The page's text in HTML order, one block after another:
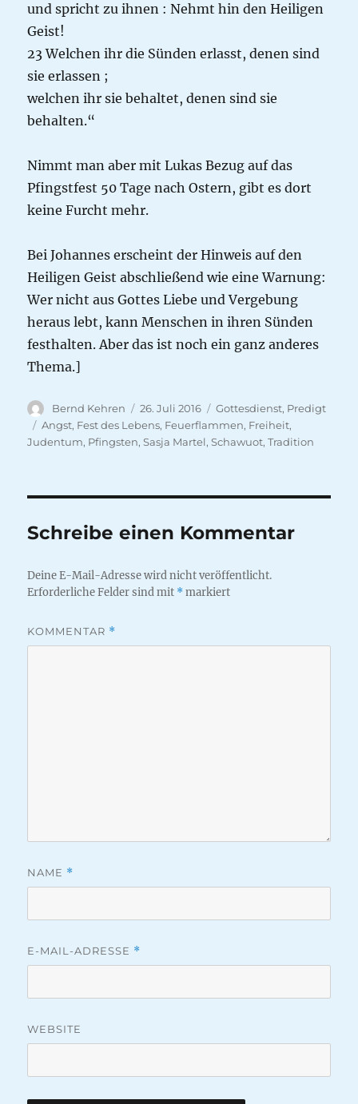
und spricht zu ihnen : Nehmt hin den Heiligen
Geist!
23 Welchen ihr die Sünden erlasst, denen sind
sie erlassen ;
welchen ihr sie behaltet, denen sind sie
behalten.“
Nimmt man aber mit Lukas Bezug auf das
Pfingstfest 50 Tage nach Ostern, gibt es dort
keine Furcht mehr.
Bei Johannes erscheint der Hinweis auf den
Heiligen Geist abschließend wie eine Warnung:
Wer nicht aus Gottes Liebe und Vergebung
heraus lebt, kann Menschen in ihren Sünden
festhalten. Aber das ist noch ein ganz anderes
Thema.]
Autor
Bernd Kehren
Veröffentlicht
am
26. Juli 2016 Kategorien
Gottesdienst, Predigt
Schlagwörter
Angst, Fest des Lebens, Feuerflammen, Freiheit,
Judentum, Pfingsten,Sasja Martel,Schawuot,Tradition
Schreibe einen Kommentar
Deine E-Mail-Adresse wird nicht veröffentlicht.
Erforderliche Felder sind mit *markiert
KOMMENTAR *
NAME *
E-MAIL-ADRESSE *
WEBSITE